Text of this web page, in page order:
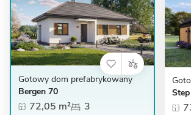
Gotowy dom prefabrykowany
Bergen 70
72,05 m² 3